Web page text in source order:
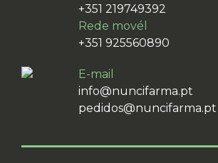
+351 219749392
Rede movél
+351 925560890
E-mail
info@nuncifarma.pt
pedidos@nuncifarma.pt